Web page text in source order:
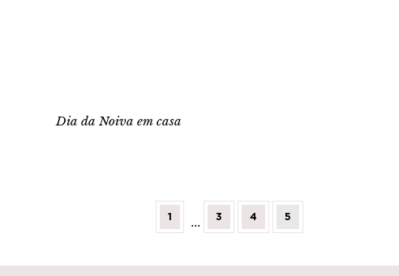
Dia da Noiva em casa
1 ... 3 4 5